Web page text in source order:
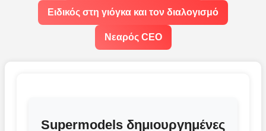
Ειδικός στη γιόγκα και τον διαλογισμό
Νεαρός CEO
Supermodels δημιουργημένες